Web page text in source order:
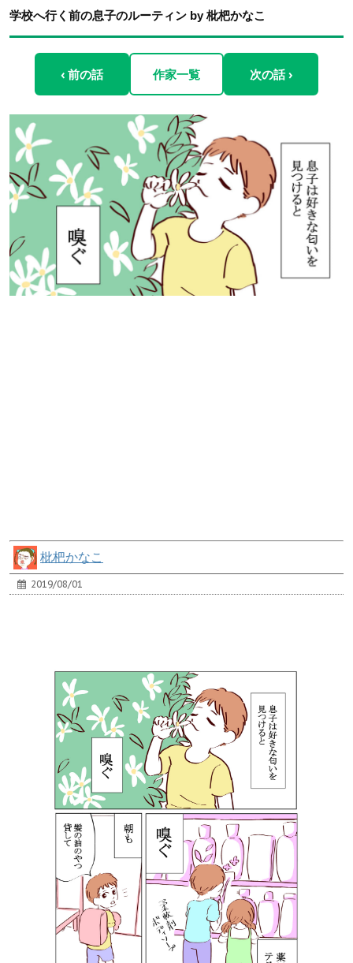
学校へ行く前の息子のルーティン by 枇杷かなこ
‹ 前の話 作家一覧 次の話 ›
枇杷かなこ
2019/08/01